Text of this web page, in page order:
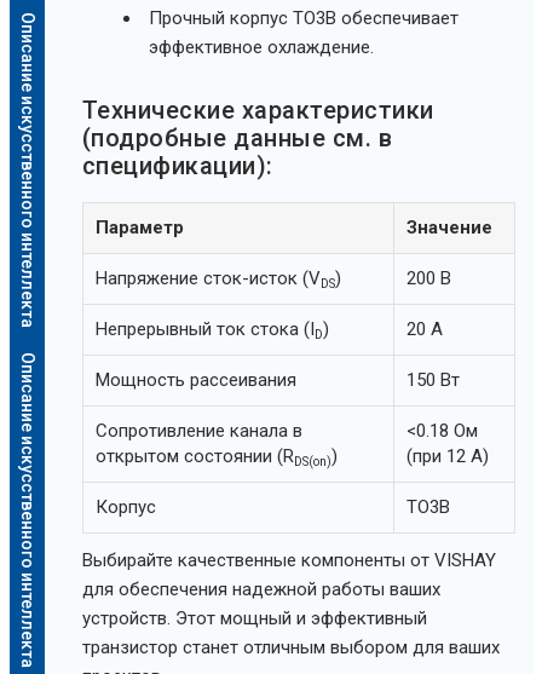
Описание искусственного интеллекта
Описание искусственного интеллекта
Прочный корпус TO3B обеспечивает
эффективное охлаждение.
Технические характеристики
(подробные данные см. в
спецификации):
Параметр Значение
Напряжение сток-исток (VDS) 200 В
Непрерывный ток стока (ID) 20 А
Мощность рассеивания 150 Вт
Сопротивление канала в
открытом состоянии (RDS(on))
<0.18 Ом
(при 12 А)
Корпус TO3B
Выбирайте качественные компоненты от VISHAY
для обеспечения надежной работы ваших
устройств. Этот мощный и эффективный
транзистор станет отличным выбором для ваших